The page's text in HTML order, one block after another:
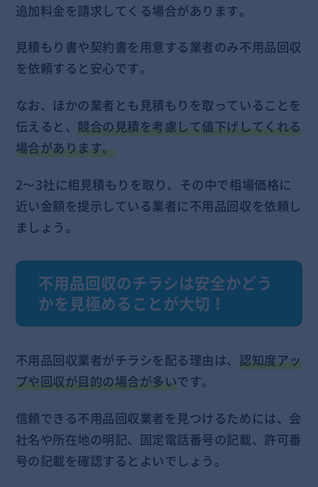
追加料金を請求してくる場合があります。
見積もり書や契約書を用意する業者のみ不用品回収
を依頼すると安心です。
なお、ほかの業者とも見積もりを取っていることを
伝えると、競合の見積を考慮して値下げしてくれる
場合があります。
2〜3社に相見積もりを取り、その中で相場価格に
近い金額を提示している業者に不用品回収を依頼し
ましょう。
不用品回収のチラシは安全かどう
かを見極めることが大切！
不用品回収業者がチラシを配る理由は、 認知度アッ
プや回収が目的の場合が多いです。
信頼できる不用品回収業者を見つけるためには、会
社名や所在地の明記、固定電話番号の記載、許可番
号の記載を確認するとよいでしょう。